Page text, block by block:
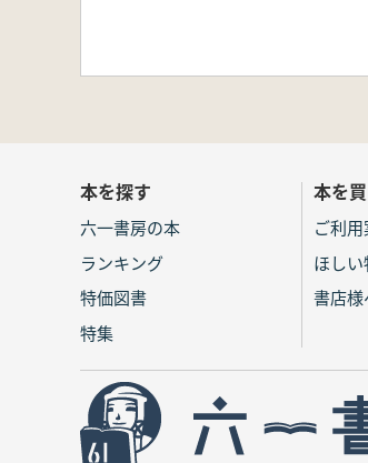
本を探す
六一書房の本
ランキング
特価図書
特集
本を
ご利
ほし
書店様